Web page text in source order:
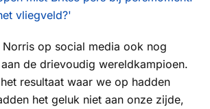
vliegveld?'
op social media ook nog
de drievoudig wereldkampioen.
resultaat waar we op hadden
het geluk niet aan onze zijde,